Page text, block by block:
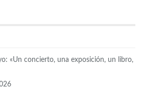
«Un concierto, una exposición, un libro,